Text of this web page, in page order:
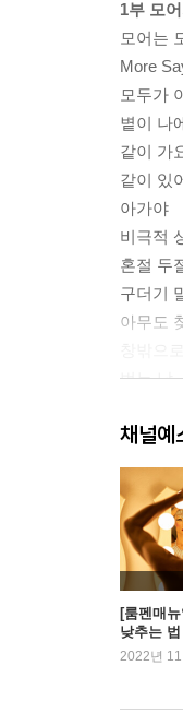
1부 모
모어는
More
모두가
볕이 나
같이 가
같이 있
아가야
비극적
혼절 두
구더기
아무도
벗는 날
That I
2부 끼
끼로書
보광동
마더 종
검은 눈
그런 날
아, 이 냄
채널예
[룸펜매
낮추는 법
2022년 11